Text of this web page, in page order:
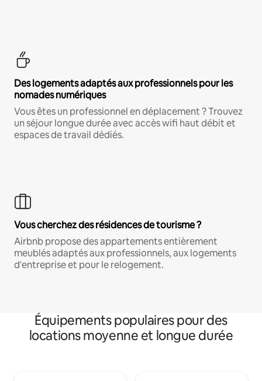
Des logements adaptés aux professionnels pour les
nomades numériques
Vous êtes un professionnel en déplacement ? Trouvez
un séjour longue durée avec accès wifi haut débit et
espaces de travail dédiés.
Vous cherchez des résidences de tourisme ?
Airbnb propose des appartements entièrement
meublés adaptés aux professionnels, aux logements
d'entreprise et pour le relogement.
Équipements populaires pour des
locations moyenne et longue durée